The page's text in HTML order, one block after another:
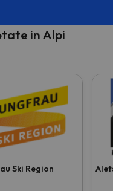
in Alpi
Ski Region